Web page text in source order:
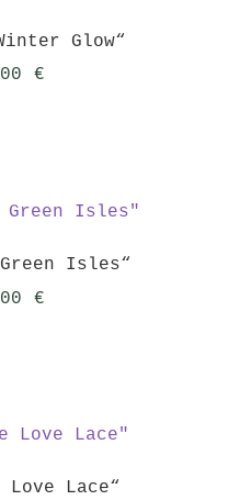
Glow“
€
Isles“
€
Lace“